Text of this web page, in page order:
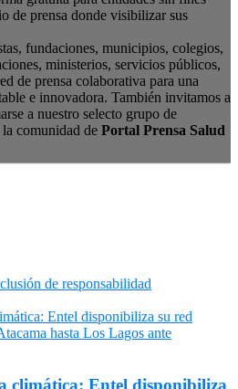
de prensa donde visibilizar sus
fundaciones, municipios, colegios,
ministerios, servicios públicos,
de prensa colaborativa para una
e innovadora. También invitamos a
a nuestro selecto grupo de
comunidad de Portal Prensa Salud
de responsabilidad
climática: Entel disponibiliza